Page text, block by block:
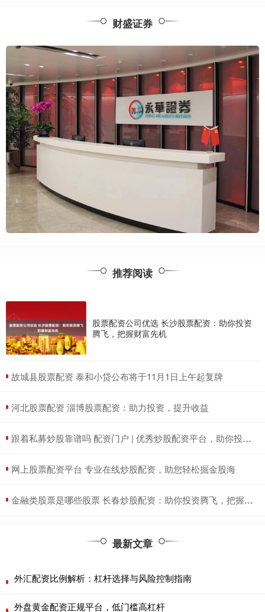
财盛证券
推荐阅读
股票配资公司优选 长沙股票配资：助你投资
腾飞，把握财富先机
​故城县股票配资 泰和小贷公布将于11月1日上午起复牌
​河北股票配资 淄博股票配资：助力投资，提升收益
​跟着私募炒股靠谱吗 配资门户 | 优秀炒股配资平台，助你投资更轻松
​网上股票配资平台 专业在线炒股配资，助您轻松掘金股海
​金融类股票是哪些股票 长春炒股配资：助你投资腾飞，把握财富机遇
最新文章
外汇配资比例解析：杠杆选择与风险控制指南
外盘黄金配资正规平台，低门槛高杠杆